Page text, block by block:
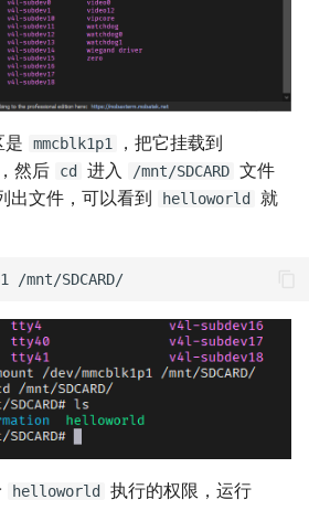
是 mmcblk1p1 ，把它挂载到
然后 cd 进入 /mnt/SDCARD 文件
出文件，可以看到 helloworld
就
helloworld 执行的权限，运行